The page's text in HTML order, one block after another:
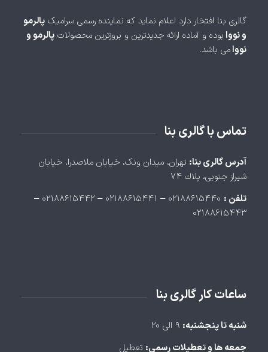
گالری بنا افتخار دارد اعلام نماید که نماینده رسمی سرامیک پالرمو
و نووابوده و آماده ارائه جدیدترین و بروزترین محصولات پالرمو و
نووامی باشد.
تماس با گالری بنا
آدرس گالری بنا: تهران، ميدان ونک، خيابان ملاصدرا، خيابان
شيراز جنوبی، پلاك ۷۴
تلفن :
۰۲۱۸۸۶۱۵۴۴۰ – ۰۲۱۸۸۶۱۵۴۴۱ – ۰۲۱۸۸۶۱۵۴۴۲ –
۰۲۱۸۸۶۱۵۴۴۳
ساعات کار گالری بنا
شنبه تا پنجشنبه:
جمعه ها و تعطیلات رسمی: تعطیل